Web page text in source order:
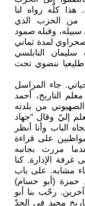
هذا كلّه رواه لنا
من الحزب الذي
وقبله صمود
لمدة ثماني
النابلسي
قائدا طليعيا ننضوي تحت
في حياتي. جاء المراسل
التاريخ، أحمد
من بلدته
إليّ وقال "جهاد
الباب وأنا أنظر
على قراءة
مررت بجانبه
الإدارة. كنا
مشابه. على باب
حمزة (أبو حسام)
رحّب بنا أبو
مجيد في الجدّ